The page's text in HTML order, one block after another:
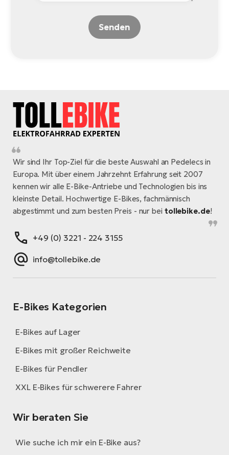
Senden
Wir sind Ihr Top-Ziel für die beste Auswahl an Pedelecs in
Europa. Mit über einem Jahrzehnt Erfahrung seit 2007
kennen wir alle E-Bike-Antriebe und Technologien bis ins
kleinste Detail. Hochwertige E-Bikes, fachmännisch
abgestimmt und zum besten Preis - nur bei tollebike.de!
+49 (0) 3221 - 224 3155
info@tollebike.de
E-Bikes Kategorien
E-Bikes auf Lager
E-Bikes mit großer Reichweite
E-Bikes für Pendler
XXL E-Bikes für schwerere Fahrer
Wir beraten Sie
Wie suche ich mir ein E-Bike aus?